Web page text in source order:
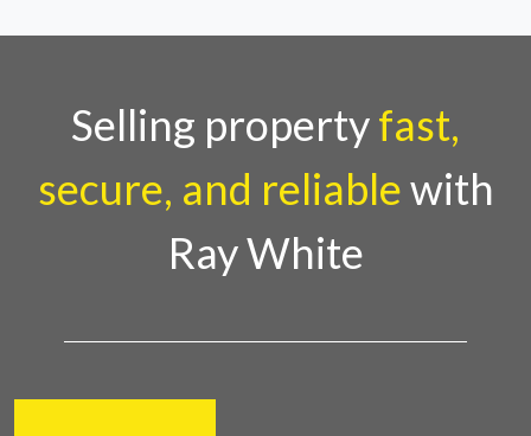
Selling propertyfast,
secure, and reliablewith
Ray White